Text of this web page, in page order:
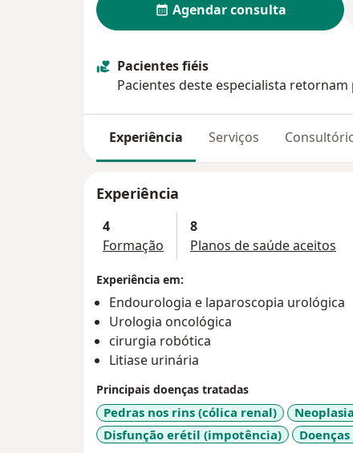
Agendar consulta
Pacientes fiéis
Pacientes deste especialista
Experiência Serviços
Experiência
4
Formação
8
Planos de saúde aceitos
Experiência em:
Endourologia e laparoscopia urológica
Urologia oncológica
cirurgia robótica
Litiase urinária
Principais doenças tratadas
Pedras nos rins (cólica renal)
Disfunção erétil (impotência)